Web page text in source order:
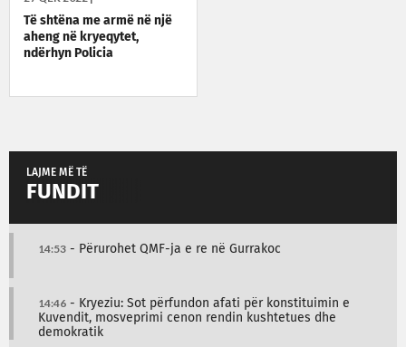
Të shtëna me armë në një
aheng në kryeqytet,
ndërhyn Policia
LAJME MË TË
FUNDIT
14:53 - Përurohet QMF-ja e re në Gurrakoc
14:46 - Kryeziu: Sot përfundon afati për konstituimin e
Kuvendit, mosveprimi cenon rendin kushtetues dhe
demokratik